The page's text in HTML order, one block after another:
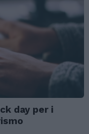
day per i